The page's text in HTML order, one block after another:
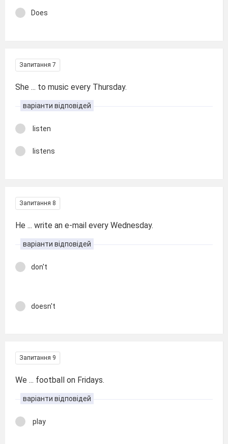
Does
Запитання 7
She ... to music every Thursday.
варіанти відповідей
listen
listens
Запитання 8
He ... write an e-mail every Wednesday.
варіанти відповідей
don't
doesn't
Запитання 9
We ... football on Fridays.
варіанти відповідей
play